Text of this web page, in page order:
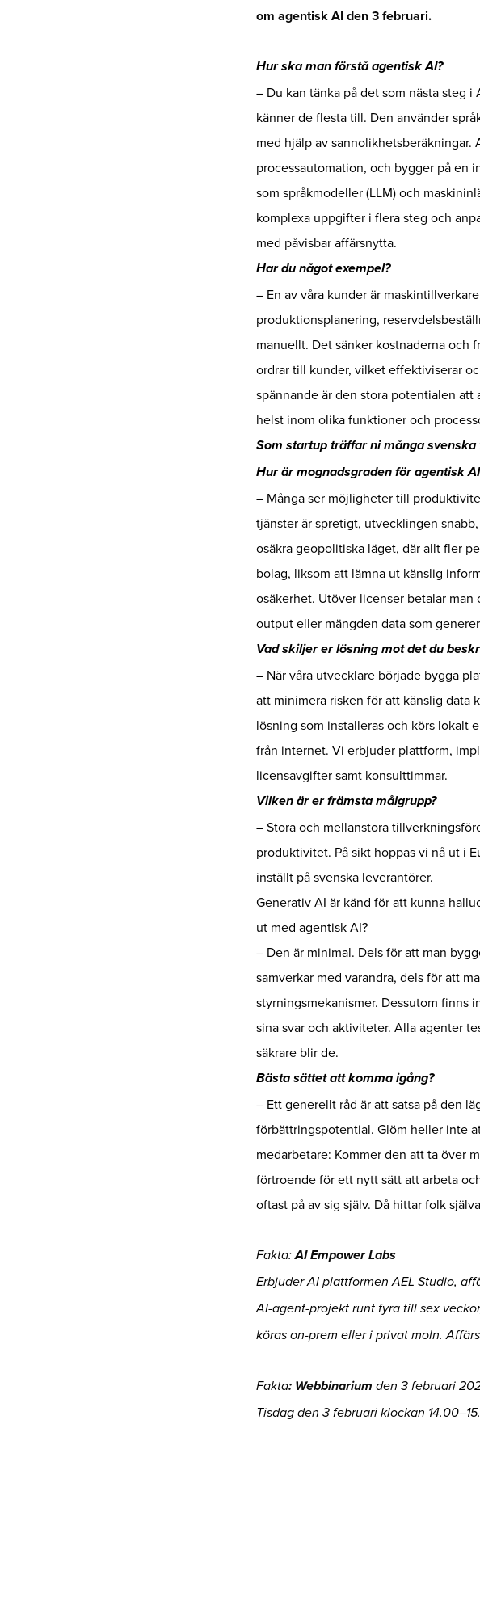
om agentisk AI den 3 februari.
Hur ska man förstå agentisk AI?
– Du kan tänka på det som nästa steg
känner de flesta till. Den använder
med hjälp av
processautomation, och bygger på en
som språkmodeller (LLM) och
komplexa uppgifter i flera steg och
med påvisbar affärsnytta.
Har du något exempel?
– En av våra kunder är
produktionsplanering,
manuellt. Det sänker kostnaderna och
ordrar till kunder, vilket effektiviserar
spännande är den stora potentialen
helst inom olika funktioner och
Som startup träffar ni många
Hur är mognadsgraden för agentisk
– Många ser möjligheter till
tjänster är spretigt, utvecklingen
osäkra geopolitiska läget, där allt fler
bolag, liksom att lämna ut känslig
osäkerhet. Utöver licenser betalar
output eller mängden data som
Vad skiljer er lösning mot det du
– När våra utvecklare började bygga
att minimera risken för att känslig data
lösning som installeras och körs lokalt
från internet. Vi erbjuder plattform,
licensavgifter samt konsulttimmar.
Vilken är er främsta målgrupp?
– Stora och mellanstora
produktivitet. På sikt hoppas vi nå ut i
inställt på svenska leverantörer.
Generativ AI är känd för att kunna
ut med agentisk AI?
– Den är minimal. Dels för att man
samverkar med varandra, dels för att
styrningsmekanismer. Dessutom finns
sina svar och aktiviteter. Alla agenter
säkrare blir de.
Bästa sättet att komma igång?
– Ett generellt råd är att satsa på den
förbättringspotential. Glöm heller inte
medarbetare: Kommer den att ta över
förtroende för ett nytt sätt att arbeta
oftast på av sig själv. Då hittar folk
Fakta:AI Empower Labs
Erbjuder AI plattformen AEL Studio,
AI-agent-projekt runt fyra till sex
köras on-prem eller i privat moln.
Fakta: Webbinarium den 3 februari
Tisdag den 3 februari klockan